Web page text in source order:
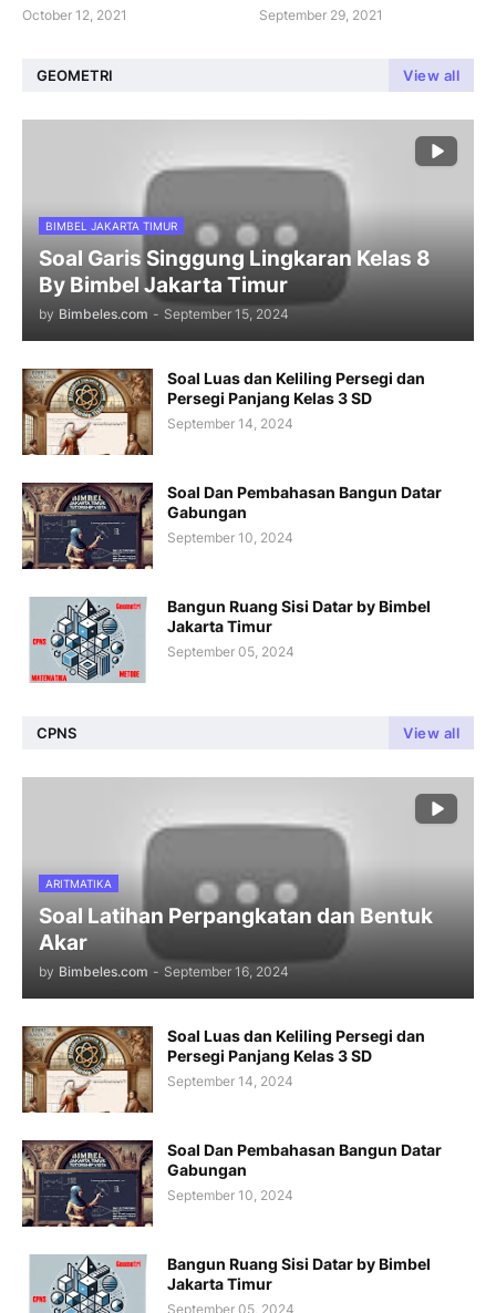
October 12, 2021 September 29, 2021
GEOMETRI View all
BIMBEL JAKARTA TIMUR
Soal Garis Singgung Lingkaran Kelas 8
By Bimbel Jakarta Timur
by Bimbeles.com - September 15, 2024
Soal Luas dan Keliling Persegi dan
Persegi Panjang Kelas 3 SD
September 14, 2024
Soal Dan Pembahasan Bangun Datar
Gabungan
September 10, 2024
Bangun Ruang Sisi Datar by Bimbel
Jakarta Timur
September 05, 2024
CPNS View all
ARITMATIKA
Soal Latihan Perpangkatan dan Bentuk
Akar
by Bimbeles.com - September 16, 2024
Soal Luas dan Keliling Persegi dan
Persegi Panjang Kelas 3 SD
September 14, 2024
Soal Dan Pembahasan Bangun Datar
Gabungan
September 10, 2024
Bangun Ruang Sisi Datar by Bimbel
Jakarta Timur
September 05, 2024